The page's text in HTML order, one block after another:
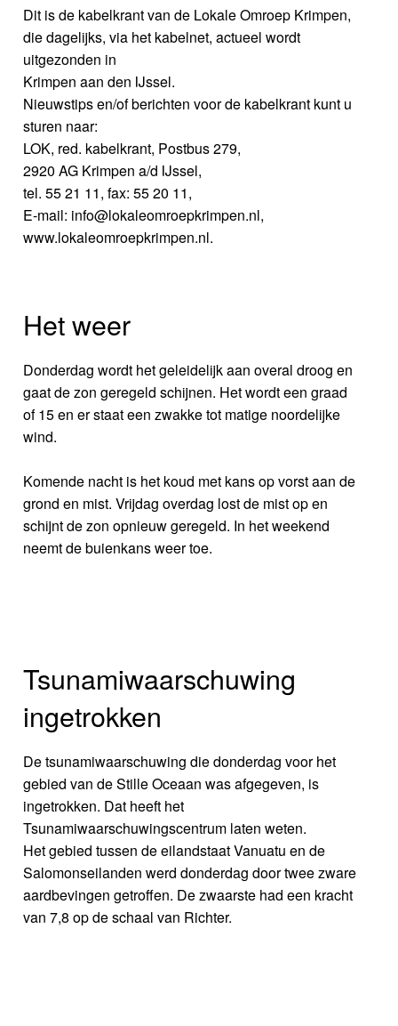
Dit is de kabelkrant van de Lokale Omroep Krimpen,
die dagelijks, via het kabelnet, actueel wordt
uitgezonden in
Krimpen aan den IJssel.
Nieuwstips en/of berichten voor de kabelkrant kunt u
sturen naar:
LOK, red. kabelkrant, Postbus 279,
2920 AG Krimpen a/d IJssel,
tel. 55 21 11, fax: 55 20 11,
E-mail: info@lokaleomroepkrimpen.nl,
www.lokaleomroepkrimpen.nl.
Het weer
Donderdag wordt het geleidelijk aan overal droog en
gaat de zon geregeld schijnen. Het wordt een graad
of 15 en er staat een zwakke tot matige noordelijke
wind.
Komende nacht is het koud met kans op vorst aan de
grond en mist. Vrijdag overdag lost de mist op en
schijnt de zon opnieuw geregeld. In het weekend
neemt de buienkans weer toe.
Tsunamiwaarschuwing
ingetrokken
De tsunamiwaarschuwing die donderdag voor het
gebied van de Stille Oceaan was afgegeven, is
ingetrokken. Dat heeft het
Tsunamiwaarschuwingscentrum laten weten.
Het gebied tussen de eilandstaat Vanuatu en de
Salomonseilanden werd donderdag door twee zware
aardbevingen getroffen. De zwaarste had een kracht
van 7,8 op de schaal van Richter.